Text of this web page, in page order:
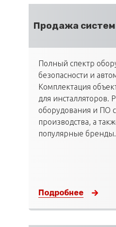
Продажа
Полный спектр
безопасности и
Комплектация
для инсталляторов.
оборудования и ПО
производства, а
популярные бренды.
Подробнее